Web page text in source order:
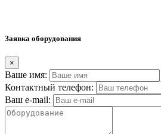
Заявка оборудования
×
Ваше имя:
Контактный телефон:
Ваш e-mail: